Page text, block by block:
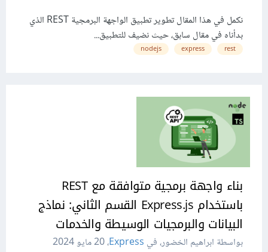
نكمل في هذا المقال تطوير تطبيق الواجهة البرمجية REST الذي
بدأناه في مقال سابق، حيث نضيف للتطبيق...
rest
express
nodejs
بناء واجهة برمجية متوافقة مع REST
باستخدام Express.js القسم الثاني: نماذج
البيانات والبرمجيات الوسيطة والخدمات
بواسطة ابراهيم الخضور، في Express،20 مايو 2024